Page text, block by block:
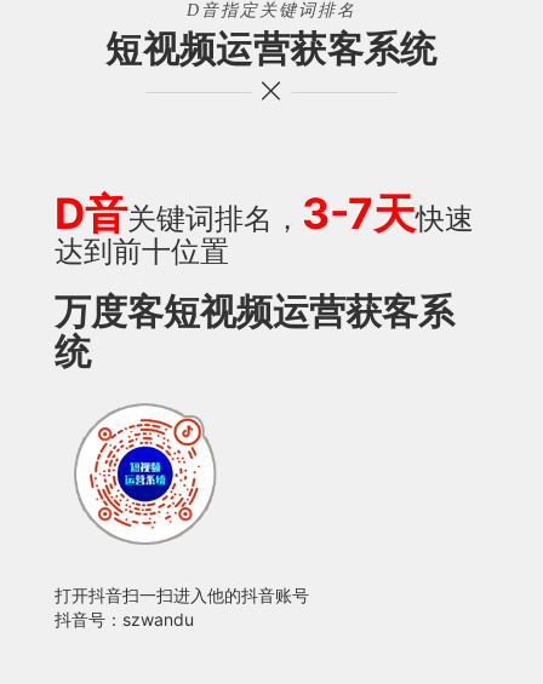
D音指定关键词排名
短视频运营获客系统
D音关键词排名， 3-7天快速
达到前十位置
万度客短视频运营获客系
统
打开抖音扫一扫进入他的抖音账号
抖音号：szwandu